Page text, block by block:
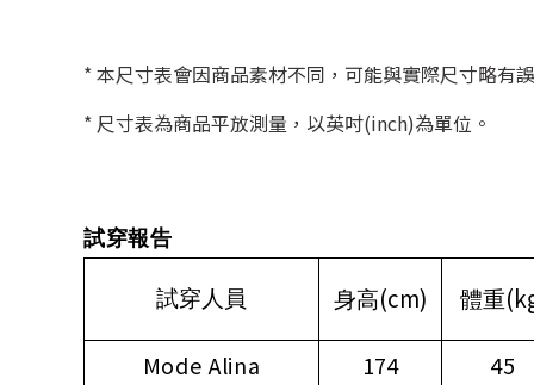
* 本尺寸表會因商品素材不同，可能與實際尺寸略有
* 尺寸表為商品平放測量，以英吋(inch)為單位。
試穿報告
試穿人員 身高(cm) 體重
Mode Alina 174
45